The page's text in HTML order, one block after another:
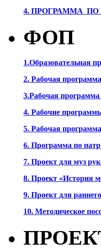
4. ПРОГРАММА
ФОП
1.Образовательная
2. Рабочая
3.Рабочая
4. Рабочие
5. Рабочая
6. Программа по
7. Проект для муз
8. Проект «История
9. Проект для
10. Методическое